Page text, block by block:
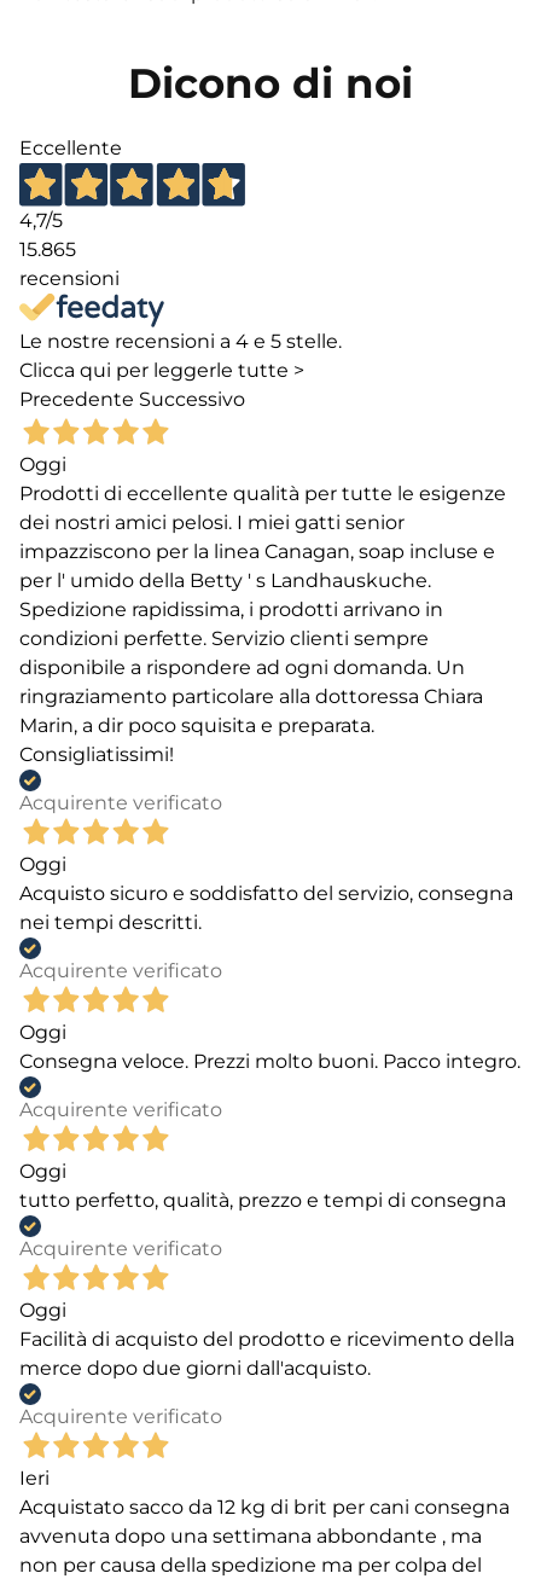
Dicono di noi
Eccellente
4,7/5
15.865
recensioni
Le nostre recensioni a 4 e 5 stelle.
Clicca qui per leggerle tutte >
Precedente Successivo
Oggi
Prodotti di eccellente qualità per tutte le esigenze
dei nostri amici pelosi. I miei gatti senior
impazziscono per la linea Canagan, soap incluse e
per l' umido della Betty ' s Landhauskuche.
Spedizione rapidissima, i prodotti arrivano in
condizioni perfette. Servizio clienti sempre
disponibile a rispondere ad ogni domanda. Un
ringraziamento particolare alla dottoressa Chiara
Marin, a dir poco squisita e preparata.
Consigliatissimi!
Acquirente verificato
Oggi
Acquisto sicuro e soddisfatto del servizio, consegna
nei tempi descritti.
Acquirente verificato
Oggi
Consegna veloce. Prezzi molto buoni. Pacco integro.
Acquirente verificato
Oggi
tutto perfetto, qualità, prezzo e tempi di consegna
Acquirente verificato
Oggi
Facilità di acquisto del prodotto e ricevimento della
merce dopo due giorni dall'acquisto.
Acquirente verificato
Ieri
Acquistato sacco da 12 kg di brit per cani consegna
avvenuta dopo una settimana abbondante , ma
non per causa della spedizione ma per colpa del